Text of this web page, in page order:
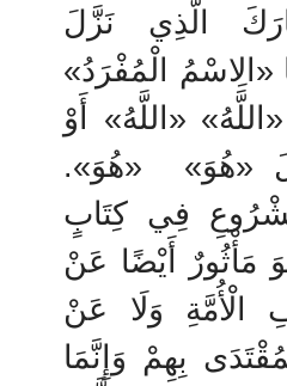
الَّذِي نَزَّلَ
» الِاسْمُ الْمُفْرَدُ«
» اللَّهُ» « اللَّهُ« أَوْ
»هُوَ«
»هُوَ«
.
فِي كِتَابٍ
مَأْثُورٌ أَيْضًا عَنْ
وَلَا عَنْ
بِهِمْ وَإِنَّمَا